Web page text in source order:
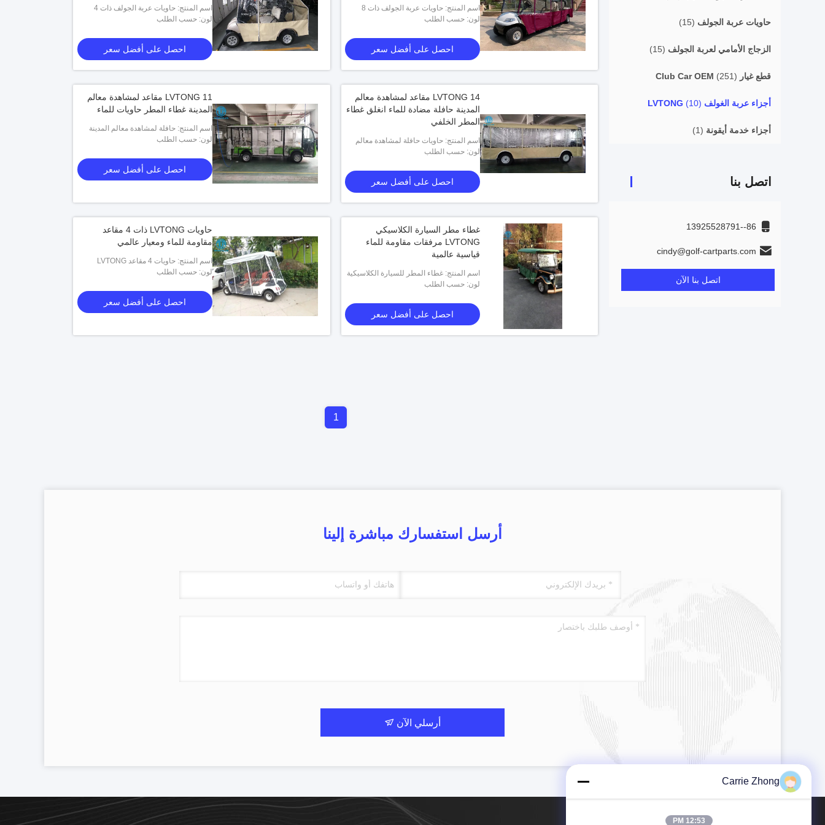
حاويات عربة الجولف (15)
الزجاج الأمامي لعربة الجولف (15)
قطع غيار Club Car OEM (251)
أجزاء عربة الغولف LVTONG (10)
أجزاء خدمة أيقونة (1)
اتصل بنا
86--13925528791
cindy@golf-cartparts.com
اتصل بنا الآن
اسم المنتج: حاويات عربة الجولف ذات 8
مقاعد من LVTONG
لون: حسب الطلب
احصل على أفضل سعر
اسم المنتج: حاويات عربة الجولف ذات 4
مقاعد من LVTONG
لون: حسب الطلب
احصل على أفضل سعر
LVTONG 14 مقاعد لمشاهدة معالم
المدينة حافلة مضادة للماء انغلق غطاء
المطر الخلفي
اسم المنتج: حاويات حافلة لمشاهدة معالم
المدينة LVTONG ذات 14 مقعدًا
لون: حسب الطلب
احصل على أفضل سعر
LVTONG 11 مقاعد لمشاهدة معالم
المدينة غطاء المطر حاويات للماء
اسم المنتج: حافلة لمشاهدة معالم المدينة
ذات 11 مقعدًا LVTONG مرفقات
لون: حسب الطلب
احصل على أفضل سعر
غطاء مطر السيارة الكلاسيكي
LVTONG مرفقات مقاومة للماء
قياسية عالمية
اسم المنتج: غطاء المطر للسيارة الكلاسيكية
لون: حسب الطلب
احصل على أفضل سعر
حاويات LVTONG ذات 4 مقاعد
مقاومة للماء ومعيار عالمي
اسم المنتج: حاويات 4 مقاعد LVTONG
لون: حسب الطلب
احصل على أفضل سعر
1
أرسل استفسارك مباشرة إلينا
أرسلي الآن
Carrie Zhong
12:53 PM